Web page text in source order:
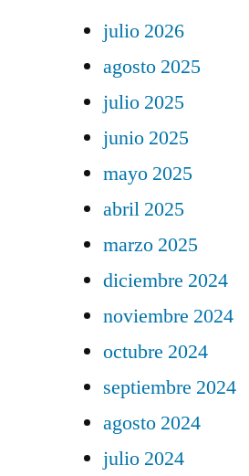
julio 2026
agosto 2025
julio 2025
junio 2025
mayo 2025
abril 2025
marzo 2025
diciembre 2024
noviembre 2024
octubre 2024
septiembre 2024
agosto 2024
julio 2024